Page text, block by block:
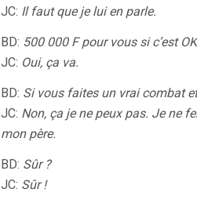
JC: Il faut que je lui en parle.
BD: 500 000 F pour vous si c’est
JC: Oui, ça va.
BD: Si vous faites un vrai combat
JC: Non, ça je ne peux pas. Je ne
mon père.
BD: Sûr ?
JC: Sûr !